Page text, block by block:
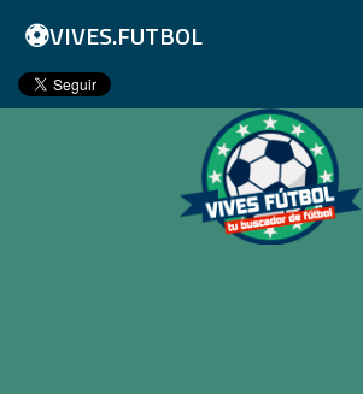
⚽VIVES.FUTBOL
Inicio